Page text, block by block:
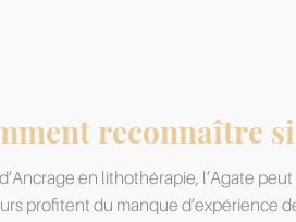
reconnaître si
en lithothérapie, l’Agate
profitent du manque d’expérience